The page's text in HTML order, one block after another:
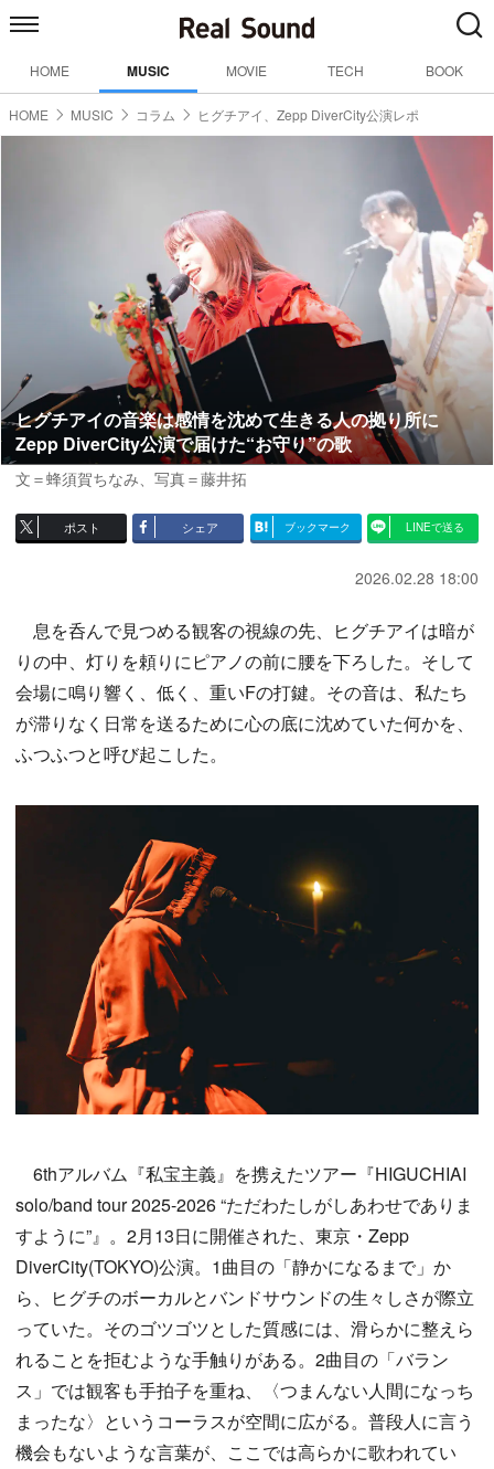
HOME MUSIC MOVIE TECH BOOK
HOME MUSIC コラム ヒグチアイ、Zepp DiverCity公演レポ
ヒグチアイの音楽は感情を沈めて生きる人の拠り所に
Zepp DiverCity公演で届けた“お守り”の歌
文＝蜂須賀ちなみ、写真＝藤井拓
ポスト シェア ブックマーク LINEで送る
2026.02.28 18:00
息を呑んで見つめる観客の視線の先、ヒグチアイは暗が
りの中、灯りを頼りにピアノの前に腰を下ろした。そして
会場に鳴り響く、低く、重いFの打鍵。その音は、私たち
が滞りなく日常を送るために心の底に沈めていた何かを、
ふつふつと呼び起こした。
6thアルバム『私宝主義』を携えたツアー『HIGUCHIAI
solo/band tour 2025-2026 “ただわたしがしあわせでありま
すように”』。2月13日に開催された、東京・Zepp
DiverCity(TOKYO)公演。1曲目の「静かになるまで」か
ら、ヒグチのボーカルとバンドサウンドの生々しさが際立
っていた。そのゴツゴツとした質感には、滑らかに整えら
れることを拒むような手触りがある。2曲目の「バラン
ス」では観客も手拍子を重ね、〈つまんない人間になっち
まったな〉というコーラスが空間に広がる。普段人に言う
機会もないような言葉が、ここでは高らかに歌われてい